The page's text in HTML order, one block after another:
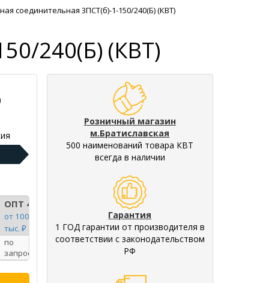
соединительная 3ПСТ(б)-1-150/240(Б) (КВТ)
240(Б) (КВТ)
ОПТ 4
от 100
тыс. ₽
по
запросу
Розничный магазин
м.Братиславская
500 наименований товара КВТ
всегда в наличии
Гарантия
1 ГОД гарантии от производителя в
соответствии с законодательством
РФ